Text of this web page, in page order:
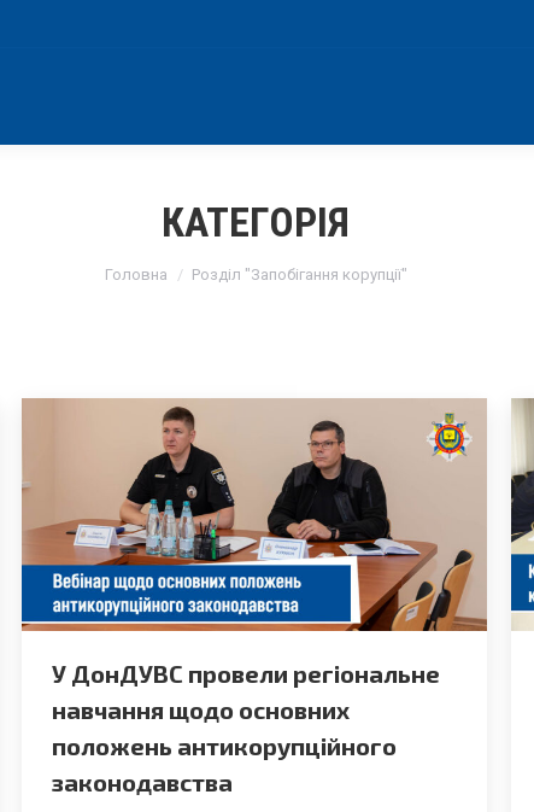
КАТЕГОРІЯ
Головна Розділ "Запобігання корупції"
У ДонДУВС провели регіональне
навчання щодо основних
положень антикорупційного
законодавства